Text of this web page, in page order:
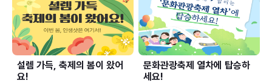
설렘 가득, 축제의 봄이 왔어
요!
문화관광축제 열차에 탑승하
세요!